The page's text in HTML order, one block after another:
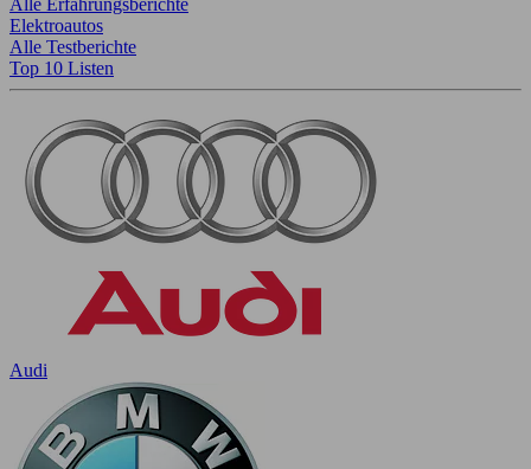
Alle Erfahrungsberichte
Elektroautos
Alle Testberichte
Top 10 Listen
Audi